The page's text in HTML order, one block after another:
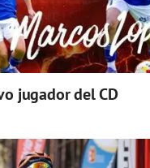
jugador del CD